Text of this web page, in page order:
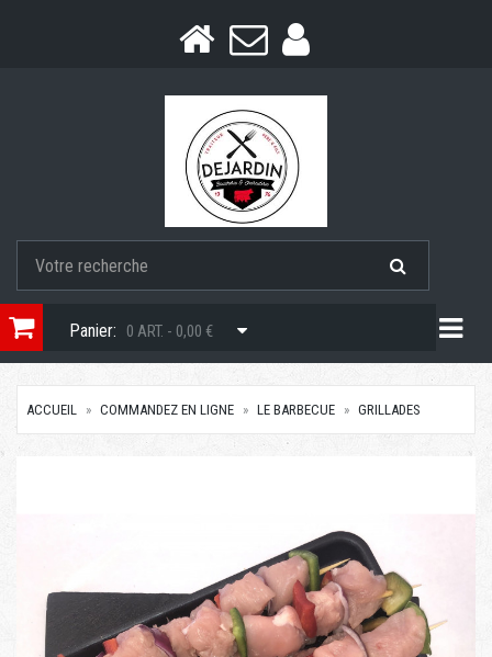
Panier: 0 ART. - 0,00 €
ACCUEIL COMMANDEZ EN LIGNE LE BARBECUE GRILLADES